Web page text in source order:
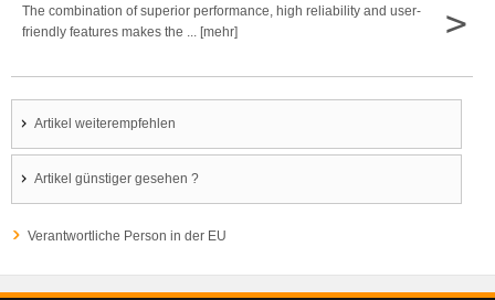
The combination of superior performance, high reliability and user-
friendly features makes the ... [mehr]
>
Artikel weiterempfehlen
Artikel günstiger gesehen ?
Verantwortliche Person in der EU